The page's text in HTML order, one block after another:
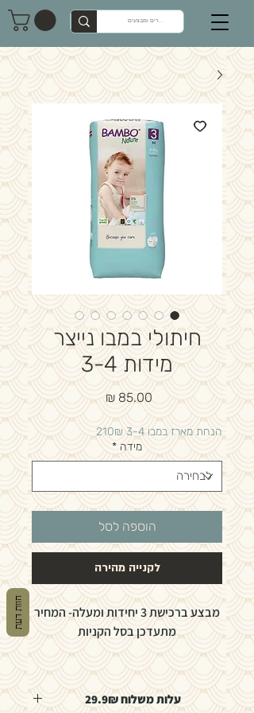
חיתולי במבו נייצר
מידות 3-4
מחיר
הנחת מארז במבו 3-4 210₪
מידה *
הוספה לסל
לקנייה מהירה
מבצע ברכישת 3 יחידות ומעלה- המחיר
מתעדכן בסל הקניות
הצטרפו למהפכת החיתולים האקולוגיים
עם Bambo Nature חיתולים בריאים
לעור. נושמים, סופגים, ידידותיים לתינוק
עלות משלוח 29.9₪
חוות דעת